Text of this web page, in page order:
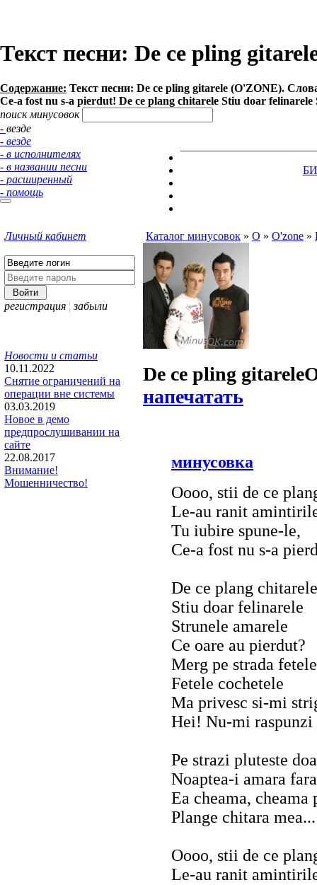
Текст песни: De ce pling
Содержание: Текст песни: De ce pling gitarele (O'ZONE).
Ce-a fost nu s-a pierdut! De ce plang chitarele Stiu doar felinarele
поиск минусовок
- везде
- везде
- в исполнителях
- в названии песни
- расширенный
- помощь
Личный кабинет
регистрация ¦ забыли
Новости и статьи
10.11.2022
Снятие ограничений на
операции вне системы
03.03.2019
Новое в демо
предпрослушивании на
сайте
22.08.2017
Внимание!
Мошенничество!
Каталог минусовок » O » O'zone »
De ce pling gitarele
напечатать
минусовка
Oooo, stii de ce
Le-au ranit
Tu iubire spune-le,
Ce-a fost nu s-a
De ce plang chitarele
Stiu doar felinarele
Strunele amarele
Ce oare au pierdut?
Merg pe strada
Fetele cochetele
Ma privesc si-mi
Hei! Nu-mi raspunzi
Pe strazi pluteste
Noaptea-i amara
Ea cheama, cheama
Plange chitara mea...
Oooo, stii de ce
Le-au ranit